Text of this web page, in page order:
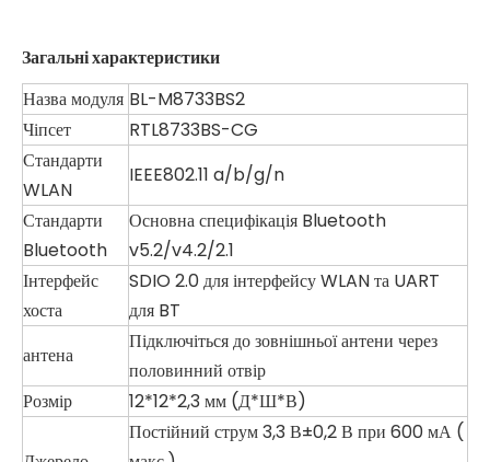
Загальні характеристики
Назва модуля BL-M8733BS2
Чіпсет
RTL8733BS-CG
Стандарти
WLAN
IEEE802.11 a/b/g/n
Стандарти
Bluetooth
Основна специфікація Bluetooth
v5.2/v4.2/2.1
Інтерфейс
хоста
SDIO 2.0 для інтерфейсу WLAN та UART
для BT
антена
Підключіться дозовнішньої антени через
половинний отвір
Розмір
12*12*2,3 мм (Д*Ш*В)
Постійний струм 3,3 В±0,2 В при 600 мА (